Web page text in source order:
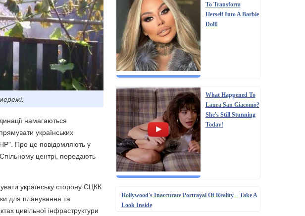
намагаються
українських
Про це повідомляють у
центрі, передають
українську сторону СЦКК
для планування та
цивільної інфраструктури
To Transform
Herself Into A Barbie
Doll!
What Happened To
Laura San Giacomo?
She's Still Stunning
Today!
Hollywood's Inaccurate Portrayal Of Reality – Take A
Look Inside